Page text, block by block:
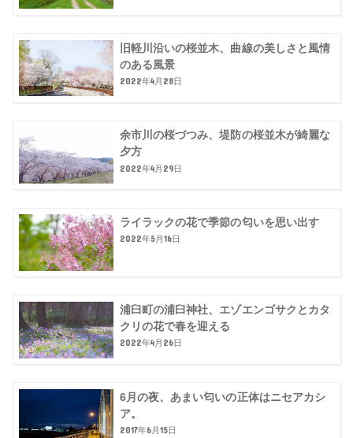
旧軽川沿いの桜並木、曲線の美しさと風情
のある風景
2022年4月28日
余市川の桜づつみ、堤防の桜並木が綺麗な
夕方
2022年4月29日
ライラックの花で季節の匂いを思い出す
2022年5月16日
浦臼町の浦臼神社、エゾエンゴサクとカタ
クリの花で春を迎える
2022年4月26日
6月の夜、あまい匂いの正体はニセアカシ
ア。
2017年6月15日